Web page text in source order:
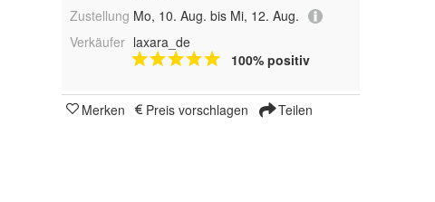
Zustellung Mo, 10. Aug. bis Mi, 12. Aug.
Verkäufer laxara_de
100% positiv
Merken Preis vorschlagen Teilen